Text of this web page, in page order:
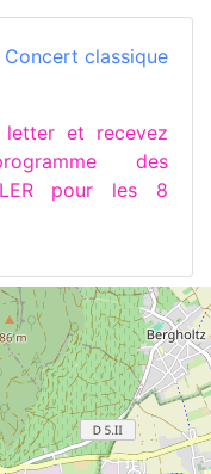
classique
et recevez
des
pour les 8